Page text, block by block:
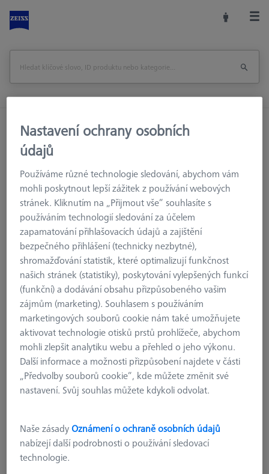
Domů
Příslušenství strojů
Souřadnicové měřicí stroje
CALYPSO Multi-Feature-Check mini, základní licence
Vytisknout stránku
Zpět na
Nastavení ochrany osobních
údajů
Používáme různé technologie sledování, abychom vám
mohli poskytnout lepší zážitek z používání webových
stránek. Kliknutím na „Přijmout vše“ souhlasíte s
používáním technologií sledování za účelem
zapamatování přihlašovacích údajů a zajištění
bezpečného přihlášení (technicky nezbytné),
shromažďování statistik, které optimalizují funkčnost
našich stránek (statistiky), poskytování vylepšených funkcí
(funkční) a dodávání obsahu přizpůsobeného vašim
zájmům (marketing). Souhlasem s používáním
marketingových souborů cookie nám také umožňujete
aktivovat technologie otisků prstů prohlížeče, abychom
mohli zlepšit analytiku webu a přehled o jeho výkonu.
Další informace a možnosti přizpůsobení najdete v části
„Předvolby souborů cookie“, kde můžete změnit své
nastavení. Svůj souhlas můžete kdykoli odvolat.
Naše zásadyOznámení o ochraně osobních údajů
nabízejí další podrobnosti o používání sledovací
technologie.